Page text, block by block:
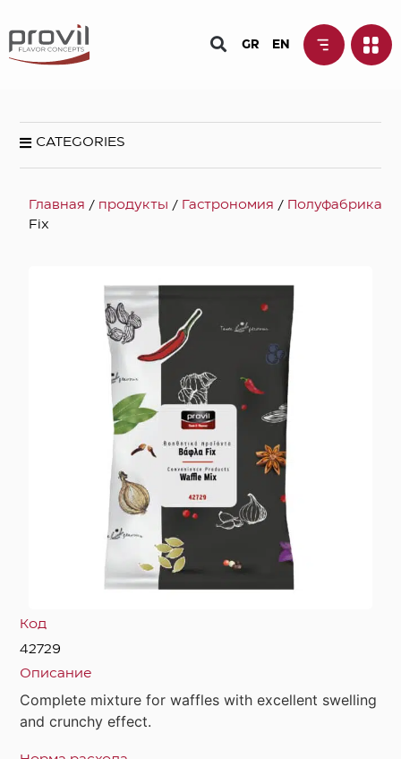
GR EN
CATEGORIES
Главная / продукты / Гастрономия / Полуфабрикаты
Fix
Код
42729
Описание
Complete mixture for waffles with excellent swelling
and crunchy effect.